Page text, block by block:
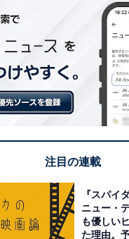
と、宿泊料金が特別価
アップします。
ペーン対象施設の中に
や豪華特典が付く場合
たい方は、ぜひこの機
でキャンペーンを見る
る情報は記事公開時の
さい。また、記事中の
注目の連載
『スパイ
ニュー・
も優しい
た理由。